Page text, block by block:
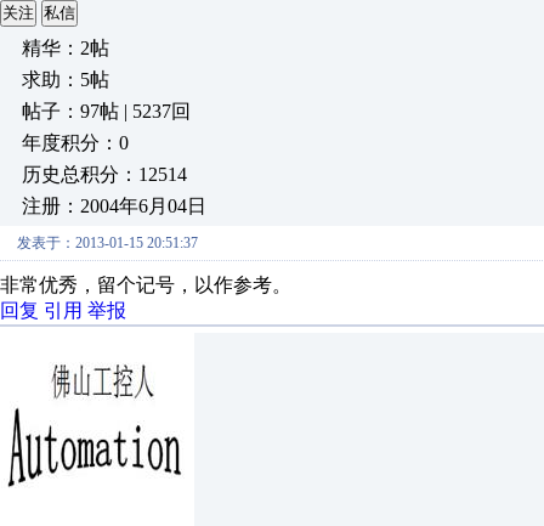
关注 私信
精华：2帖
求助：5帖
帖子：97帖 | 5237回
年度积分：0
历史总积分：12514
注册：2004年6月04日
发表于：2013-01-15 20:51:37
非常优秀，留个记号，以作参考。
回复 引用 举报